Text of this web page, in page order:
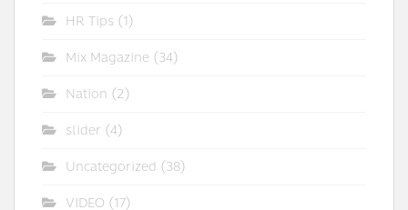
HR Tips (1)
Mix Magazine (34)
Nation (2)
slider (4)
Uncategorized (38)
VIDEO (17)